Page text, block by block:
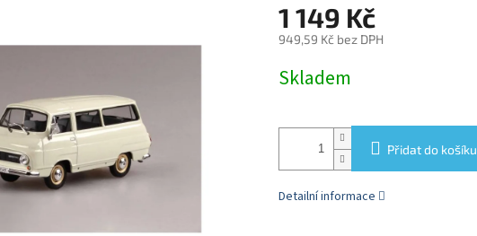
1 149 Kč
949,59 Kč bez DPH
cena:
Skladem
Přidat do košíku
Detailní informace